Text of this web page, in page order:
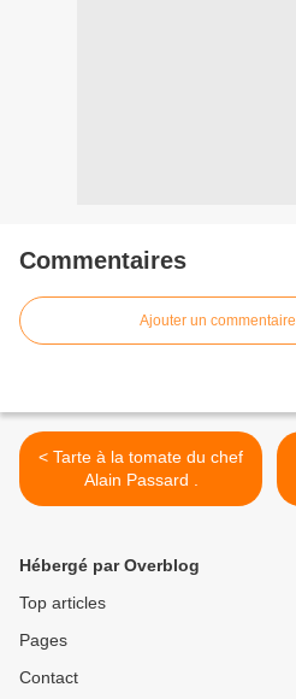
Commentaires
Ajouter un commentaire
< Tarte à la tomate du chef
Alain Passard .
Hébergé par Overblog
Top articles
Pages
Contact